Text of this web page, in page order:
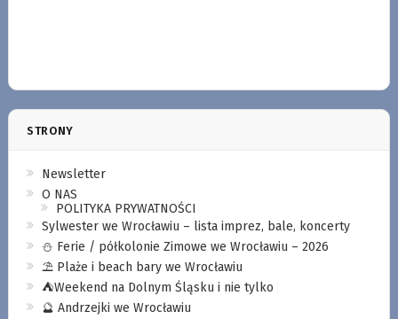
STRONY
Newsletter
O NAS
POLITYKA PRYWATNOŚCI
Sylwester we Wrocławiu – lista imprez, bale, koncerty
⛄️ Ferie / półkolonie Zimowe we Wrocławiu – 2026
⛱️ Plaże i beach bary we Wrocławiu
⛺️Weekend na Dolnym Śląsku i nie tylko
🔮 Andrzejki we Wrocławiu